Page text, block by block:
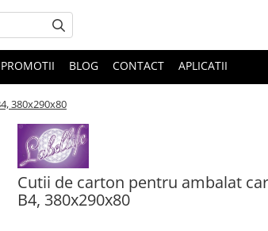
PROMOTII BLOG CONTACT APLICATII
380x290x80
Cutii de carton pentru ambalat
B4, 380x290x80